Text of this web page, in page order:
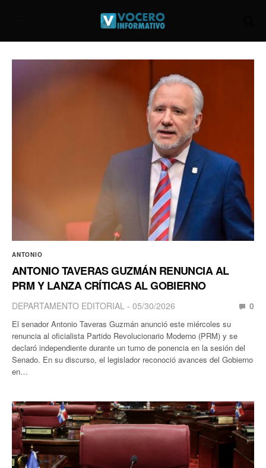
ANTONIO
ANTONIO TAVERAS GUZMÁN RENUNCIA AL
PRM Y LANZA CRÍTICAS AL GOBIERNO
DEPARTAMENTO EDITORIAL 05/30/2026 0
El senador Antonio Taveras Guzmán anunció este miércoles su
renuncia al oficialista Partido Revolucionario Moderno (PRM) y se
declaró independiente durante un turno de ponencia en la sesión del
Senado. En su discurso, el legislador reconoció avances del Gobierno
en…